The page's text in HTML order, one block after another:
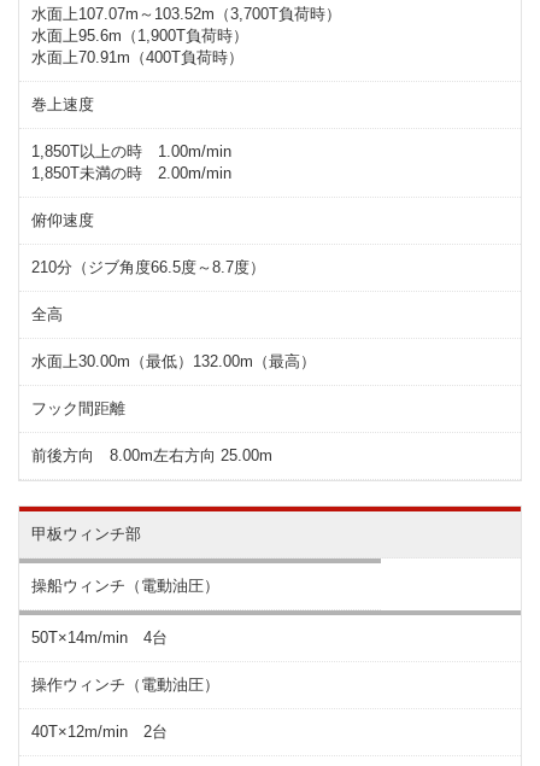
水面上107.07m～103.52m（3,700T負荷時）
水面上95.6m（1,900T負荷時）
水面上70.91m（400T負荷時）
巻上速度
1,850T以上の時 1.00m/min
1,850T未満の時 2.00m/min
俯仰速度
210分（ジブ角度66.5度～8.7度）
全高
水面上30.00m（最低）132.00m（最高）
フック間距離
前後方向 8.00m左右方向 25.00m
甲板ウィンチ部
操船ウィンチ（電動油圧）
50T×14m/min 4台
操作ウィンチ（電動油圧）
40T×12m/min 2台